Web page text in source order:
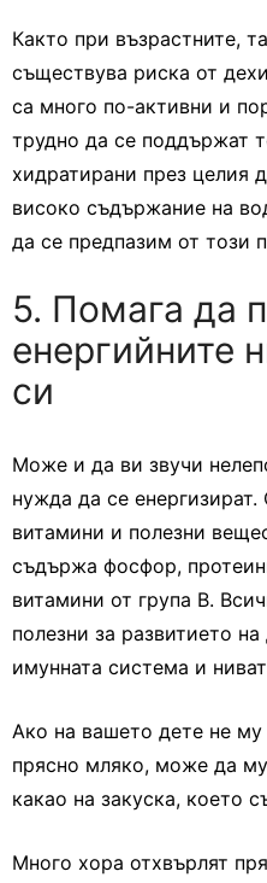
Както при възрастните,
съществува риска от
са много по-активни и
трудно да се поддържат
хидратирани през целия
високо съдържание на
да се предпазим от този
5. Помага да
енергийните
си
Може и да ви звучи
нужда да се
витамини и полезни
съдържа фосфор,
витамини от група В.
полезни за развитието
имунната система и
Ако на вашето дете не
прясно мляко, може да
какао на закуска, което
Много хора отхвърлят